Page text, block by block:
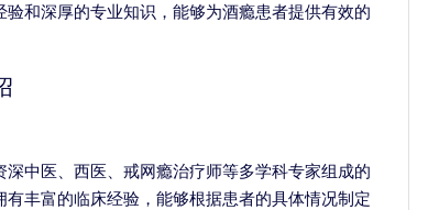
和深厚的专业知识，能够为酒瘾患者提供有效的
中医、西医、戒网瘾治疗师等多学科专家组成的
丰富的临床经验，能够根据患者的具体情况制定